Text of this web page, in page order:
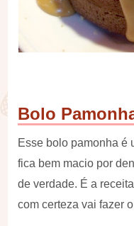
Bolo
Esse bolo pamonha é
fica bem macio por
de verdade. É a
com certeza vai fazer